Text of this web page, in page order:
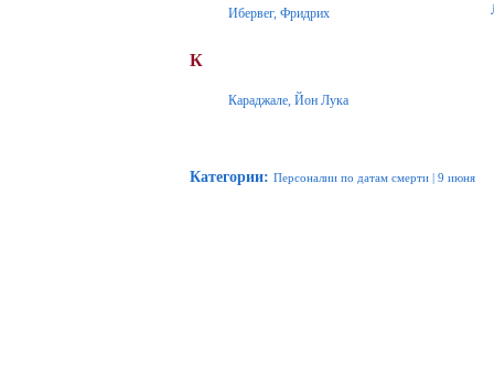
Ибервег, Фридрих
К
Караджале, Йон Лука
Категории: Персоналии по датам смерти | 9 июня